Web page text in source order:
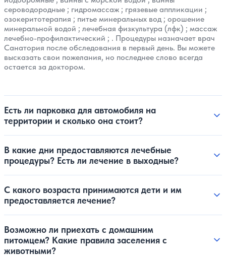
сероводородные ; гидромассаж ; грязевые аппликации ;
озокеритотерапия ; питье минеральных вод ; орошение
минеральной водой ; лечебная физкультура (лфк) ; массаж
лечебно-профилактический ; . Процедуры назначает врач
Санатория после обследования в первый день. Вы можете
высказать свои пожелания, но последнее слово всегда
остается за доктором.
Есть ли парковка для автомобиля на
территории и сколько она стоит?
В какие дни предоставляются лечебные
процедуры? Есть ли лечение в выходные?
С какого возраста принимаются дети и им
предоставляется лечение?
Возможно ли приехать с домашним
питомцем? Какие правила заселения с
животными?